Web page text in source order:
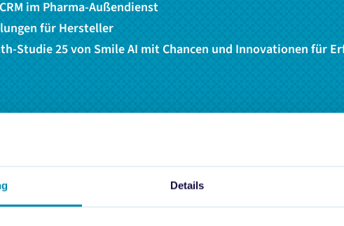
Details
im Pharma-Außendienst
für Hersteller
Studie 25 von Smile AI mit Chancen und Innovationen für